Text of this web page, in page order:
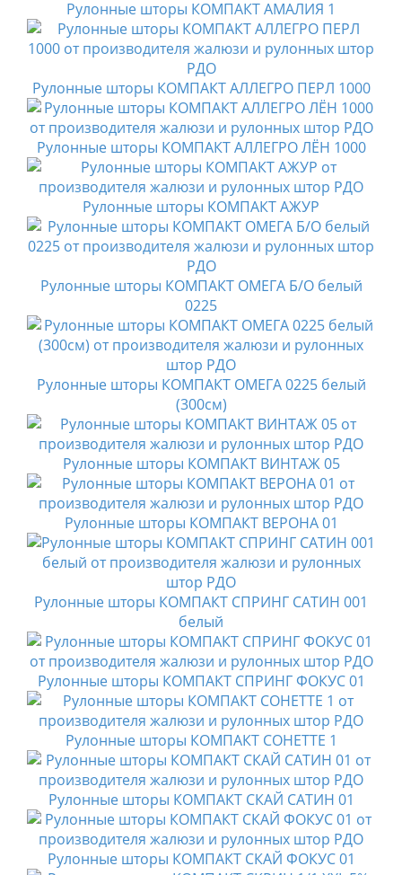
Рулонные шторы КОМПАКТ АМАЛИЯ 1
Рулонные шторы КОМПАКТ АЛЛЕГРО ПЕРЛ 1000
Рулонные шторы КОМПАКТ АЛЛЕГРО ЛЁН 1000
Рулонные шторы КОМПАКТ АЖУР
Рулонные шторы КОМПАКТ ОМЕГА Б/О белый
0225
Рулонные шторы КОМПАКТ ОМЕГА 0225 белый
(300см)
Рулонные шторы КОМПАКТ ВИНТАЖ 05
Рулонные шторы КОМПАКТ ВЕРОНА 01
Рулонные шторы КОМПАКТ СПРИНГ САТИН 001
белый
Рулонные шторы КОМПАКТ СПРИНГ ФОКУС 01
Рулонные шторы КОМПАКТ СОНЕТТЕ 1
Рулонные шторы КОМПАКТ СКАЙ САТИН 01
Рулонные шторы КОМПАКТ СКАЙ ФОКУС 01